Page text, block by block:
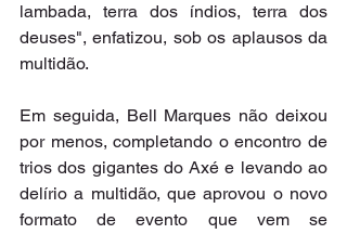
lambada, terra dos índios, terra dos
deuses", enfatizou, sob os aplausos da
multidão.
Em seguida, Bell Marques não deixou
por menos, completando o encontro de
trios dos gigantes do Axé e levando ao
delírio a multidão, que aprovou o novo
formato de evento que vem se